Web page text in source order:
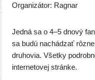
Organizátor: Ragnar
Jedná sa o 4–5 dno­vý
sa budú nachá­dzať
dru­ho­via. Všetky
inter­ne­to­vej stránke.